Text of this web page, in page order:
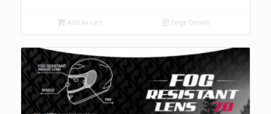
Add to cart Zeige Details